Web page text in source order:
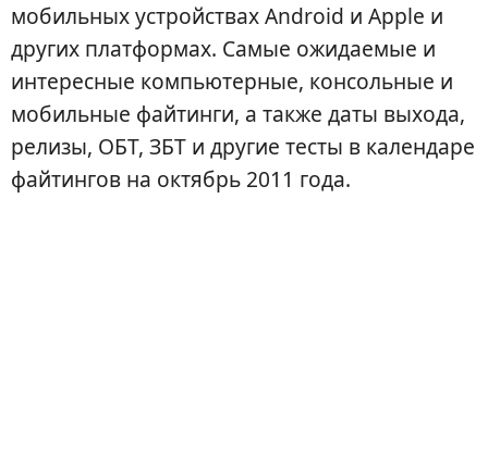
мобильных устройствах Android и Apple и
других платформах. Самые ожидаемые и
интересные компьютерные, консольные и
мобильные файтинги, а также даты выхода,
релизы, ОБТ, ЗБТ и другие тесты в календаре
файтингов на октябрь 2011 года.